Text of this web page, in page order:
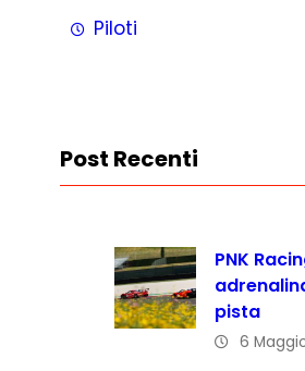
Piloti
Post Recenti
PNK
pista
6